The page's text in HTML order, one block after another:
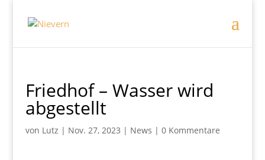
Friedhof – Wasser wird
abgestellt
von Lutz | Nov. 27, 2023 | News | 0 Kommentare